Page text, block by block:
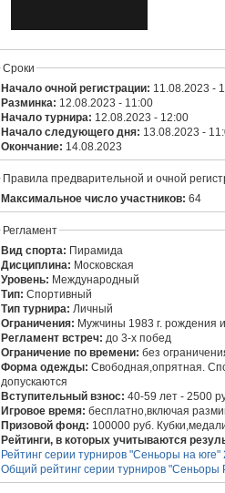
Сроки
Начало очной регистрации: 11.08.2023 -
Разминка: 12.08.2023 - 11:00
Начало турнира: 12.08.2023 - 12:00
Начало следующего дня: 13.08.2023 -
Окончание: 14.08.2023
Правила предварительной и очной
Максимальное число участников:64
Регламент
Вид спорта: Пирамида
Дисциплина: Московская
Уровень: Международный
Тип:Спортивный
Тип турнира: Личный
Ограничения: Мужчины 1983 г. рождения
Регламент встреч: до 3-х побед
Ограничение по времени:без
Форма одежды:Свободная,опрятная.
допускаются
Вступительный взнос:40-59 лет - 2500
Игровое время:бесплатно,включая
Призовой фонд:
100000 руб.
Рейтинги, в которых учитываются
Рейтинг серии турниров "Сеньоры на юге"
Общий рейтинг серии турниров "Сеньоры